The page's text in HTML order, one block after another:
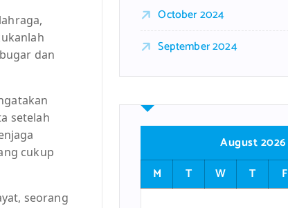
dan
setelah
cukup
seorang
October 2024
September 2024
August 2026
M
T W T F